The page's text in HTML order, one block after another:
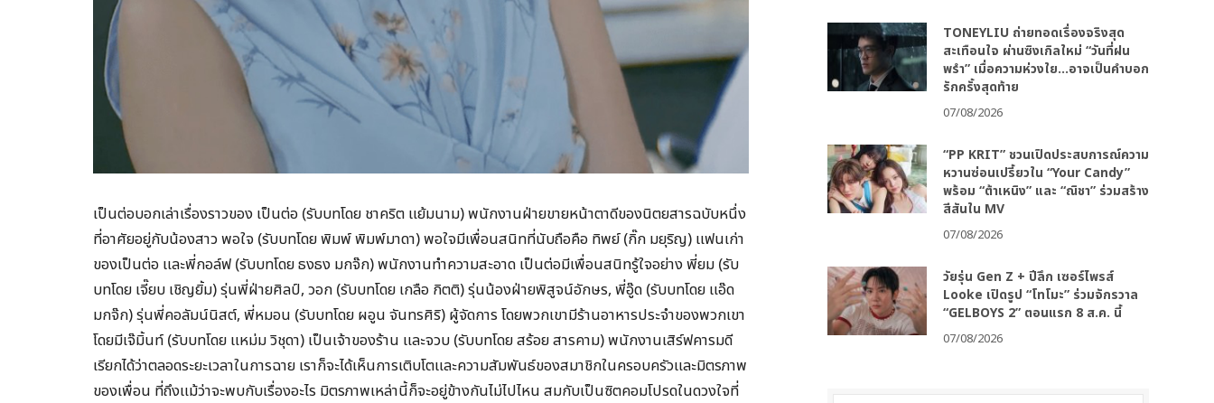
เป็นต่อบอกเล่าเรื่องราวของ เป็นต่อ (รับบทโดย ชาคริต แย้มนาม) พนักงานฝ่ายขายหน้าตาดีของนิตยสารฉบับหนึ่ง
ที่อาศัยอยู่กับน้องสาว พอใจ (รับบทโดย พิมพ์ พิมพ์มาดา) พอใจมีเพื่อนสนิทที่นับถือคือ ทิพย์ (กิ๊ก มยุริญ) แฟนเก่า
ของเป็นต่อ และพี่กอล์ฟ (รับบทโดย ธงธง มกจ๊ก) พนักงานทำความสะอาด เป็นต่อมีเพื่อนสนิทรู้ใจอย่าง พี่ยม (รับ
บทโดย เจี๊ยบ เชิญยิ้ม) รุ่นพี่ฝ่ายศิลป์, วอก (รับบทโดย เกลือ กิตติ) รุ่นน้องฝ่ายพิสูจน์อักษร, พี่อู๊ด (รับบทโดย แอ๊ด
มกจ๊ก) รุ่นพี่คอลัมน์นิสต์, พี่หมอน (รับบทโดย ผอูน จันทรศิริ) ผู้จัดการ โดยพวกเขามีร้านอาหารประจำของพวกเขา
โดยมีเจ๊มิ้นท์ (รับบทโดย แหม่ม วิชุดา) เป็นเจ้าของร้าน และจวบ (รับบทโดย สร้อย สารคาม) พนักงานเสิร์ฟคารมดี
เรียกได้ว่าตลอดระยะเวลาในการฉาย เราก็จะได้เห็นการเติบโตและความสัมพันธ์ของสมาชิกในครอบครัวและมิตรภาพ
ของเพื่อน ที่ถึงแม้ว่าจะพบกับเรื่องอะไร มิตรภาพเหล่านี้ก็จะอยู่ข้างกันไม่ไปไหน สมกับเป็นซิตคอมโปรดในดวงใจที่
TONEYLIU ถ่ายทอดเรื่องจริงสุด
สะเทือนใจ ผ่านซิงเกิลใหม่ “วันที่ฝน
พรำ” เมื่อความห่วงใย…อาจเป็นคำบอก
รักครั้งสุดท้าย
07/08/2026
“PP KRIT” ชวนเปิดประสบการณ์ความ
หวานซ่อนเปรี้ยวใน “Your Candy”
พร้อม “ต้าเหนิง” และ “ณิชา” ร่วมสร้าง
สีสันใน MV
07/08/2026
วัยรุ่น Gen Z + ปีลึก เซอร์ไพรส์
Looke เปิดรูป “โทโมะ” ร่วมจักรวาล
“GELBOYS 2” ตอนแรก 8 ส.ค. นี้
07/08/2026